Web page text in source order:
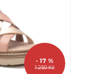
1 250 Kč
- 17 %